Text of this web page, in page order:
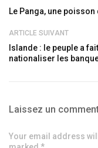
Le Panga, une
ARTICLE SUIVANT
Islande : le peuple a
nationaliser les
Laissez un
Your email address